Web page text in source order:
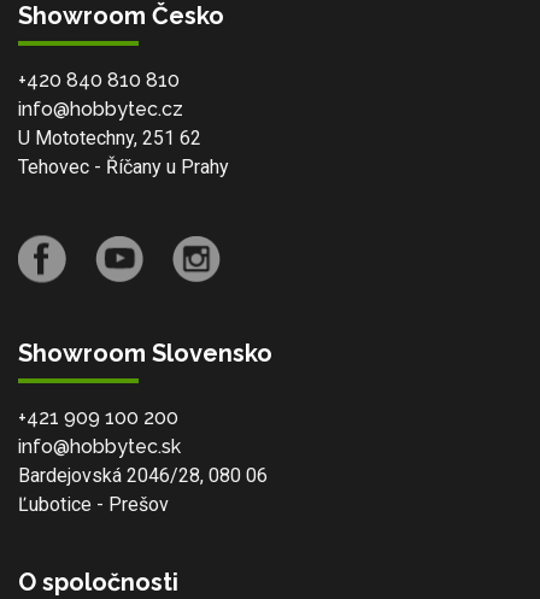
Showroom Česko
+420 840 810 810
info@hobbytec.cz
U Mototechny, 251 62
Tehovec - Říčany u Prahy
Showroom Slovensko
+421 909 100 200
info@hobbytec.sk
Bardejovská 2046/28, 080 06
Ľubotice - Prešov
O spoločnosti